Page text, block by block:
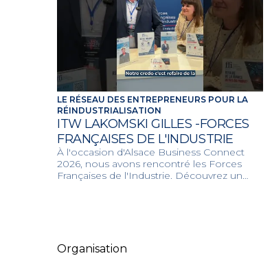
LE RÉSEAU DES ENTREPRENEURS POUR LA
RÉINDUSTRIALISATION
ITW LAKOMSKI GILLES -FORCES
FRANÇAISES DE L'INDUSTRIE
À l'occasion d'Alsace Business Connect
2026, nous avons rencontré les Forces
Françaises de l'Industrie. Découvrez un
Organisation